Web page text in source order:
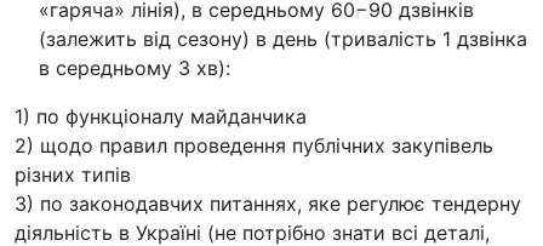
«гаряча» лінія), в середньому 60−90 дзвінків
(залежить від сезону) в день (тривалість 1 дзвінка
в середньому 3 хв):
1) по функціоналу майданчика
2) щодо правил проведення публічних закупівель
різних типів
3) по законодавчих питаннях, яке регулює тендерну
діяльність в Україні (не потрібно знати всі деталі,